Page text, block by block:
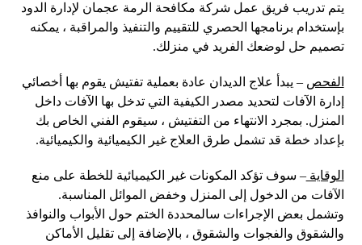
يتم تدريب فريق عمل شركة مكافحة الرمة عجمان لإدارة الدود
بإستخدام برنامجها الحصري للتقييم والتنفيذ والمراقبة ، يمكنه
تصميم حل لوضعك الفريد في منزلك.
الفحص – يبدأ علاج الديدان عادة بعملية تفتيش يقوم بها أخصائي
إدارة الآفات لتحديد مصدر الكيفية التي تدخل بها الآفات داخل
المنزل. بمجرد الانتهاء من التفتيش ، سيقوم الفني الخاص بك
بإعداد خطة قد تشمل طرق العلاج غير الكيميائية والكيميائية.
الوقاية– سوف تؤكد المكونات غير الكيميائية للخطة على منع
الآفات من الدخول إلى المنزل وخفض الموائل المناسبة.
وتشمل بعض الإجراءات سالمحددة الختم حول الأبواب والنوافذ
والشقوق والفجوات والشقوق ، بالإضافة إلى تقليل الأماكن